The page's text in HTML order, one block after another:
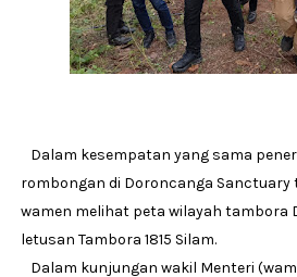
Dalam kesempatan yang sama
rombongan di Doroncanga Sanctuary
wamen melihat peta wilayah tambora
letusan Tambora 1815 Silam.
Dalam kunjungan wakil Menteri